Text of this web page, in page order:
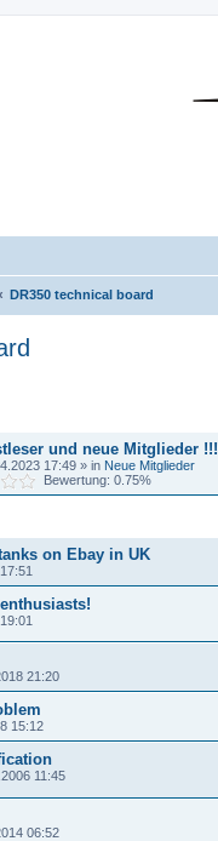
DR350 technical board
und neue Mitglieder !!!
17:49 » in Neue Mitglieder
Bewertung: 0.75%
on Ebay in UK
21:20
15:12
11:45
06:52